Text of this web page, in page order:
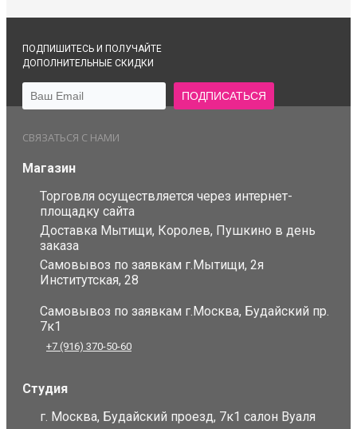
ПОДПИШИТЕСЬ И ПОЛУЧАЙТЕ
ДОПОЛНИТЕЛЬНЫЕ СКИДКИ
СВЯЗАТЬСЯ С НАМИ
Магазин
Торговля осуществляется через интернет-
площадку сайта
Доставка Мытищи, Королев, Пушкино в день
заказа
Самовывоз по заявкам г.Мытищи, 2я
Институтская, 28
Самовывоз по заявкам г.Москва, Будайский пр.
7к1
+7 (916) 370-50-60
Студия
г. Москва, Будайский проезд, 7к1 салон Вуаля